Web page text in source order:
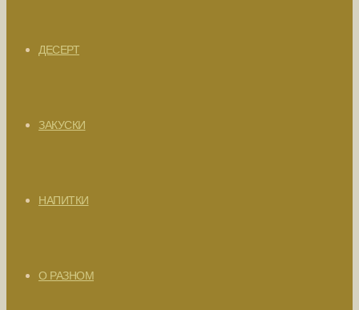
ДЕСЕРТ
ЗАКУСКИ
НАПИТКИ
О РАЗНОМ